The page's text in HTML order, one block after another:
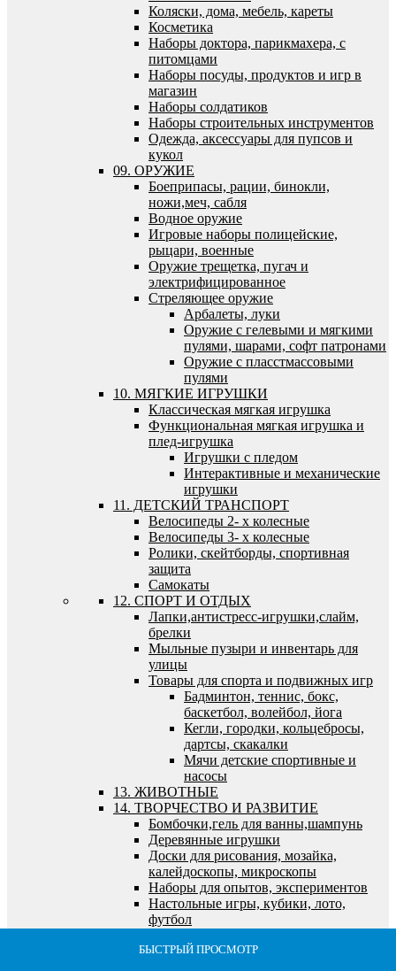
БЫСТРЫЙ ПРОСМОТР
БЫСТРЫЙ ПРОСМОТР
БЫСТРЫЙ ПРОСМОТР
БЫСТРЫЙ ПРОСМОТР
БЫСТРЫЙ ПРОСМОТР
Коляски, дома, мебель, кареты
Косметика
Наборы доктора, парикмахера, с
питомцами
Наборы посуды, продуктов и игр в
магазин
Наборы солдатиков
Наборы строительных инструментов
Одежда, аксессуары для пупсов и
кукол
09. ОРУЖИЕ
Боеприпасы, рации, бинокли,
ножи,меч, сабля
Водное оружие
Игровые наборы полицейские,
рыцари, военные
Оружие трещетка, пугач и
электрифицированное
Стреляющее оружие
Арбалеты, луки
Оружие с гелевыми и мягкими
пулями, шарами, софт патронами
Оружие с пласстмассовыми
пулями
10. МЯГКИЕ ИГРУШКИ
Классическая мягкая игрушка
Функциональная мягкая игрушка и
плед-игрушка
Игрушки с пледом
Интерактивные и механические
игрушки
11. ДЕТСКИЙ ТРАНСПОРТ
Велосипеды 2- х колесные
Велосипеды 3- х колесные
Ролики, скейтборды, спортивная
защита
Самокаты
12. СПОРТ И ОТДЫХ
Лапки,антистресс-игрушки,слайм,
брелки
Мыльные пузыри и инвентарь для
улицы
Товары для спорта и подвижных игр
Бадминтон, теннис, бокс,
баскетбол, волейбол, йога
Кегли, городки, кольцебросы,
дартсы, скакалки
Мячи детские спортивные и
насосы
13. ЖИВОТНЫЕ
14. ТВОРЧЕСТВО И РАЗВИТИЕ
Бомбочки,гель для ванны,шампунь
Деревянные игрушки
Доски для рисования, мозайка,
калейдоскопы, микроскопы
Наборы для опытов, экспериментов
Настольные игры, кубики, лото,
футбол
экономические